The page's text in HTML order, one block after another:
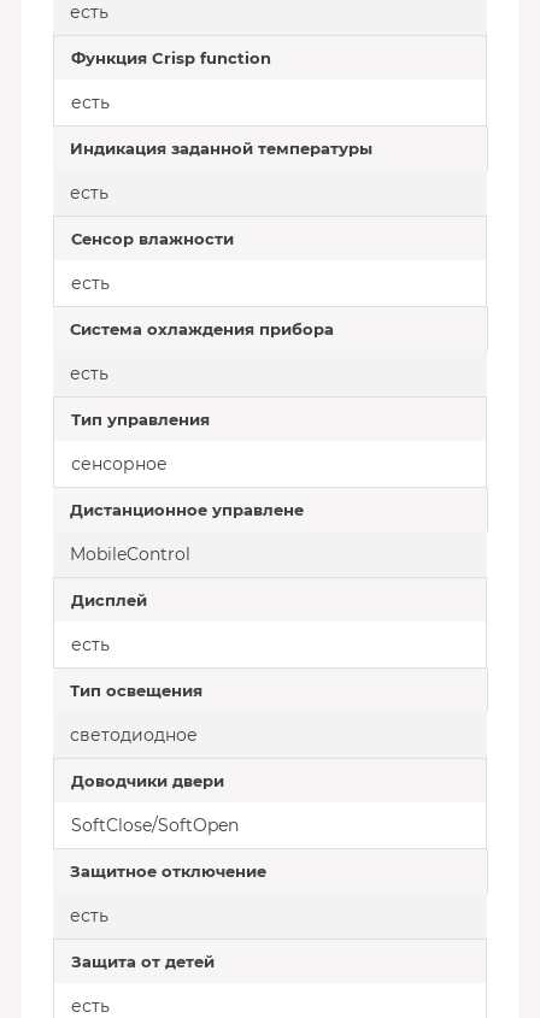
есть
Функция Crisp function
есть
Индикация заданной температуры
есть
Сенсор влажности
есть
Система охлаждения прибора
есть
Тип управления
сенсорное
Дистанционное управлене
MobileControl
Дисплей
есть
Тип освещения
светодиодное
Доводчики двери
SoftClose/SoftOpen
Защитное отключение
есть
Защита от детей
есть